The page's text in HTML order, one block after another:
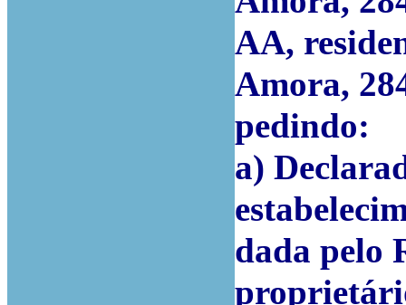
AA,
Amora,
pedindo:
a)
dada pelo